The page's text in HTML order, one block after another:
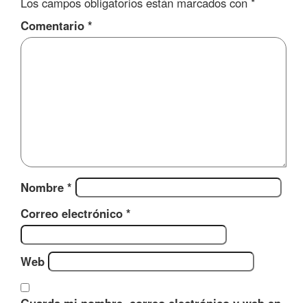
Comentario *
Nombre *
Correo electrónico *
Web